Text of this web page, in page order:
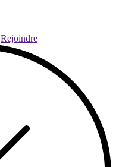
Rejoindre